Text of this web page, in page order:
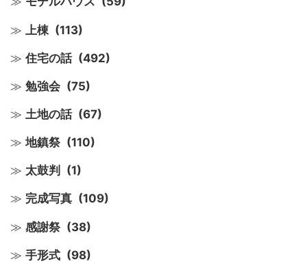
上棟 (113)
住宅の話 (492)
勉強会 (75)
土地の話 (67)
地鎮祭 (110)
太鼓判 (1)
完成写真 (109)
感謝祭 (38)
手形式 (98)